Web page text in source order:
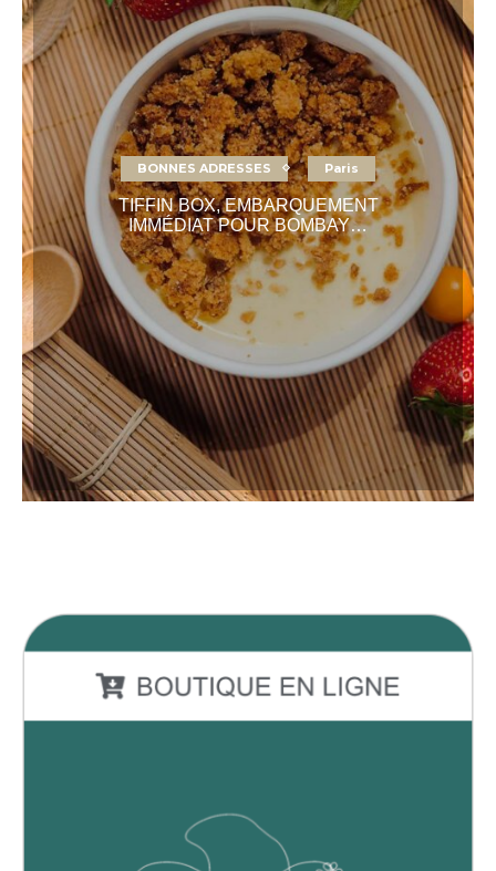
BONNES ADRESSES Paris
TIFFIN BOX, EMBARQUEMENT
IMMÉDIAT POUR BOMBAY…